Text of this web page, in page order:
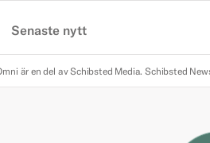
Senaste nytt
är en del av Schibsted Media. Schibsted